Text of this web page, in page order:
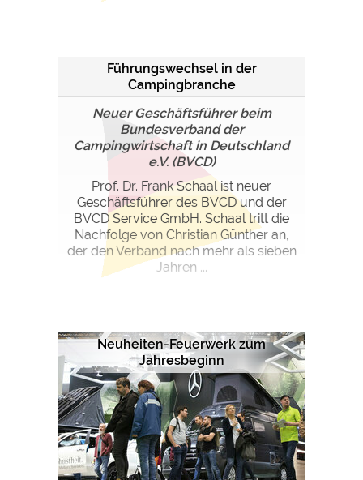
Führungswechsel in der
Campingbranche
Neuer Geschäftsführer beim
Bundesverband der
Campingwirtschaft in Deutschland
e.V. (BVCD)
Prof. Dr. Frank Schaal ist neuer
Geschäftsführer des BVCD und der
BVCD Service GmbH. Schaal tritt die
Nachfolge von Christian Günther an,
der den Verband nach mehr als sieben
Jahren ...
Neuheiten-Feuerwerk zum
Jahresbeginn